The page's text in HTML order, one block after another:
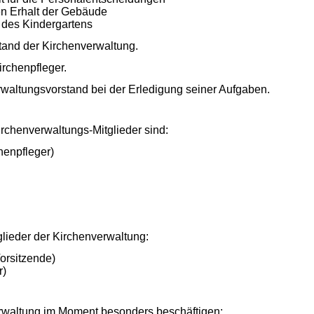
Erhalt der Gebäude
Kindergartens
der Kirchenverwaltung.
bei der Erledigung seiner Aufgaben.
Kirchenverwaltungs-
der Kirchenverwaltung:
)